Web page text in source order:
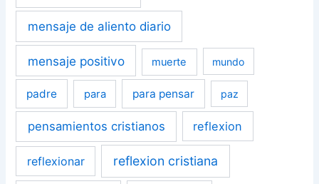
mensaje de aliento diario
mensaje positivo muerte mundo
padre para para pensar paz
pensamientos cristianos reflexion
reflexionar reflexion cristiana